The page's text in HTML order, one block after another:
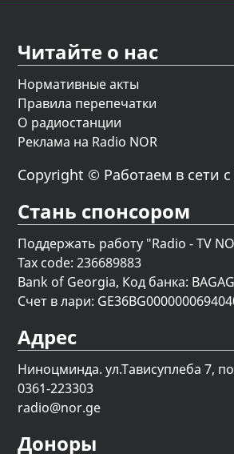
Читайте о нас
Нормативные акты
Правила перепечатки
О радиостанции
Реклама на Radio NOR
Copyright © Работаем в сети с
Стань спонсором
Поддержать работу "Radio - TV
Tax code: 236689883
Bank of Georgia, Код банка:
Счет в лари:
Адрес
Ниноцминда. ул.Тависуплеба 7,
0361-223303
radio@nor.ge
Доноры